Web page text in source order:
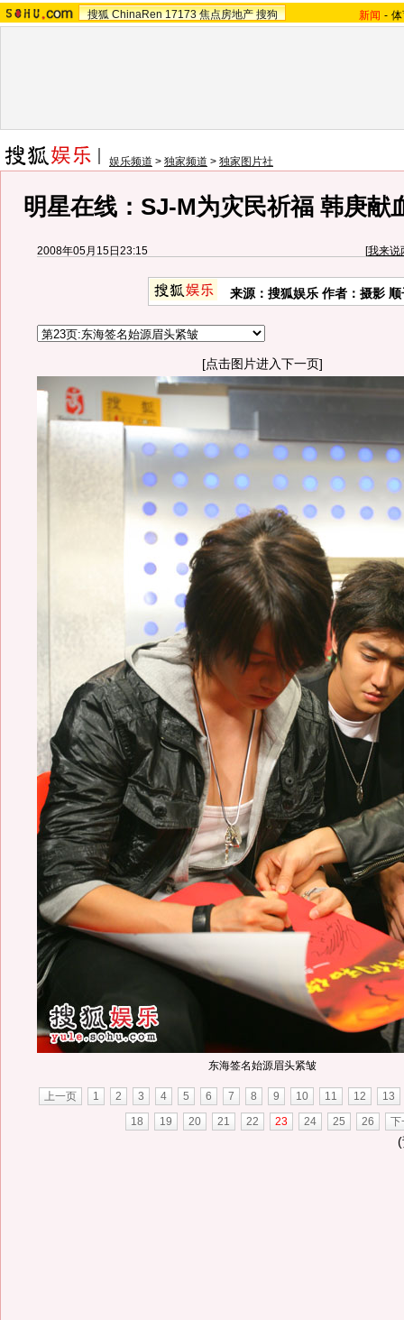
搜狐 ChinaRen 17173 焦点房地产 搜狗 新闻 -
娱乐频道 > 独家频道 > 独家图片社
明星在线：SJ-M为灾民祈福 韩庚献
2008年05月15日23:15 [我来说
来源：搜狐娱乐 作者：摄影 顺
[点击图片进入下一页]
东海签名始源眉头紧皱
上一页 1 2 3 4 5 6 7 8 9 10 11 12
13
18
19 20 21 22 23 24 25 26 下